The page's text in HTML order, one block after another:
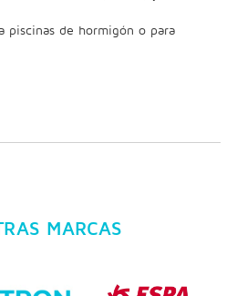
piscinas de hormigón o para
MARCAS